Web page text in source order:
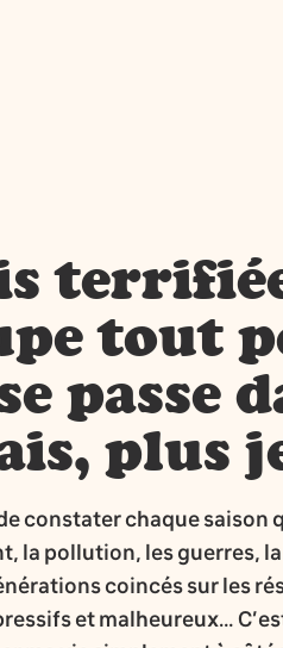
tout
passe
plus
constater chaque saison
la pollution, les guerres,
coincés sur les
et malheureux…